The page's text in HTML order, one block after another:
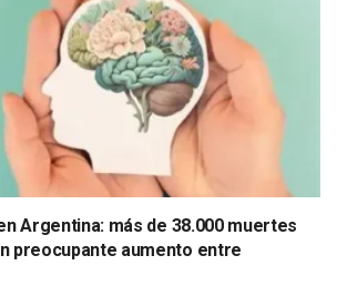
Argentina: más de 38.000 muertes
preocupante aumento entre